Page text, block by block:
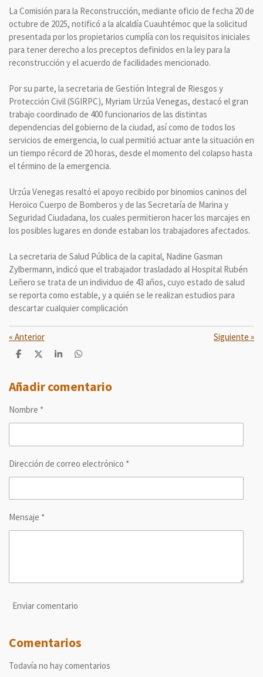
La Comisión para la Reconstrucción, mediante oficio de fecha 20 de
octubre de 2025, notificó a la alcaldía Cuauhtémoc que la solicitud
presentada por los propietarios cumplía con los requisitos iniciales
para tener derecho a los preceptos definidos en la ley para la
reconstrucción y el acuerdo de facilidades mencionado.
Por su parte, la secretaria de Gestión Integral de Riesgos y
Protección Civil (SGIRPC), Myriam Urzúa Venegas, destacó el gran
trabajo coordinado de 400 funcionarios de las distintas
dependencias del gobierno de la ciudad, así como de todos los
servicios de emergencia, lo cual permitió actuar ante la situación en
un tiempo récord de 20 horas, desde el momento del colapso hasta
el término de la emergencia.
Urzúa Venegas resaltó el apoyo recibido por binomios caninos del
Heroico Cuerpo de Bomberos y de las Secretaría de Marina y
Seguridad Ciudadana, los cuales permitieron hacer los marcajes en
los posibles lugares en donde estaban los trabajadores afectados.
La secretaria de Salud Pública de la capital, Nadine Gasman
Zylbermann, indicó que el trabajador trasladado al Hospital Rubén
Leñero se trata de un individuo de 43 años, cuyo estado de salud
se reporta como estable, y a quién se le realizan estudios para
descartar cualquier complicación
« Anterior Siguiente »
C
p
a
t
C
p
a
C
p
a
C
p
a
Añadir comentario
Nombre *
Dirección de correo electrónico *
Mensaje *
Enviar comentario
Comentarios
Todavía no hay comentarios